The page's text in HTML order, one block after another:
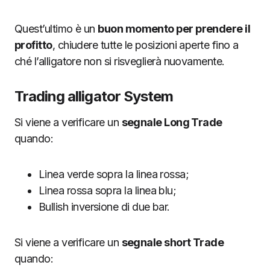
Quest’ultimo è un buon momento per prendere il
profitto, chiudere tutte le posizioni aperte fino a
ché l’alligatore non si risveglierà nuovamente.
Trading alligator System
Si viene a verificare un segnale Long Trade
quando:
Linea verde sopra la linea rossa;
Linea rossa sopra la linea blu;
Bullish inversione di due bar.
Si viene a verificare un segnale short Trade
quando: